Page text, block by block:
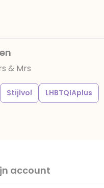
& Mrs
Stijlvol LHBTQIAplus
account